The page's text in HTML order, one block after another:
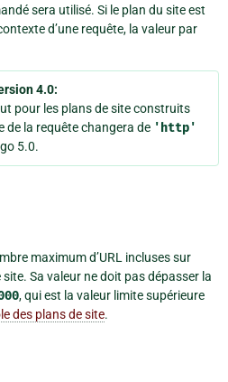
sera utilisé. Si le plan du site est
d’une requête, la valeur par
4.0:
pour les plans de site construits
de la requête changera de 'http'
5.0.
maximum d’URL incluses sur
Sa valeur ne doit pas dépasser la
, qui est la valeur limite supérieure
des plans de site.